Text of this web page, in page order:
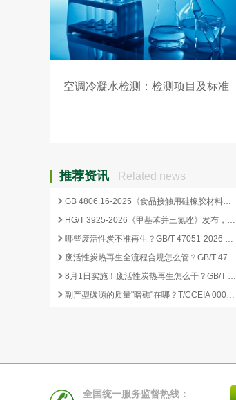
空调冷凝水检测：检测项目及标准
推荐资讯 Related news
GB 4806.16-2025《食品接触用硅橡胶材料及制品》标准解析
HG/T 3925-2026《甲基苯并三氮唑》发布，2026 年 12 月 1 日起实施
哪些废活性炭不准再生？GB/T 47051-2026 划定的禁止再生红线
废活性炭热再生全流程合规怎么管？GB/T 47051-2026 从分类到出厂检测
8月1日实施！废活性炭热再生怎么干？GB/T 47051-2026 八步程序这样落地
副产型碳源的质量"暗礁"在哪？T/CCEIA 0006-2026 重金属与 COD 合规红线
全国统一服务监督热线：